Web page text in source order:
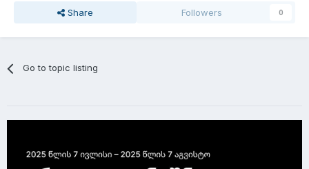
Share Followers 0
Go to topic listing